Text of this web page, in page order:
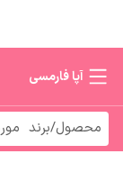
آپا فارمسی